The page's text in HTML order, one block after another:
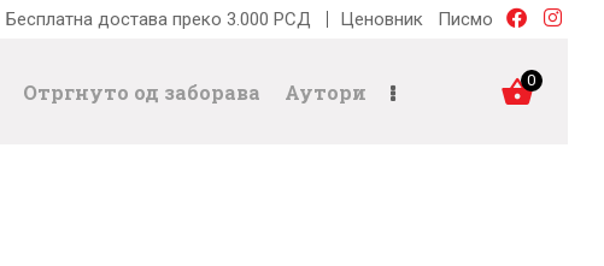
Бесплатна достава преко 3.000 РСД Ценовник Писмо
Отргнуто од заборава Аутори 0